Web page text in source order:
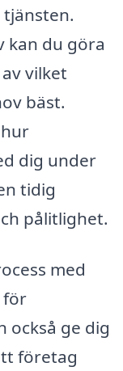
kan du göra
vilket
bäst.
dig under
tidig
pålitlighet.
med
för
också ge dig
företag